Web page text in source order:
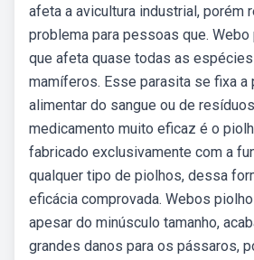
afeta a avicultura industrial, porém
problema para pessoas que. Webo
que afeta quase todas as
mamíferos. Esse parasita se fixa a
alimentar do sangue ou de
medicamento muito eficaz é o
fabricado exclusivamente com a
qualquer tipo de piolhos, dessa
eficácia comprovada. Webos
apesar do minúsculo tamanho,
grandes danos para os pássaros,